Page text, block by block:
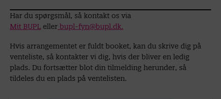
Har du spørgsmål, så kontakt os via
Mit BUPL eller bupl-fyn@bupl.dk.
Hvis arrangementet er fuldt booket, kan du skrive dig på
venteliste, så kontakter vi dig, hvis der bliver en ledig
plads. Du fortsætter blot din tilmelding herunder, så
tildeles du en plads på ventelisten.